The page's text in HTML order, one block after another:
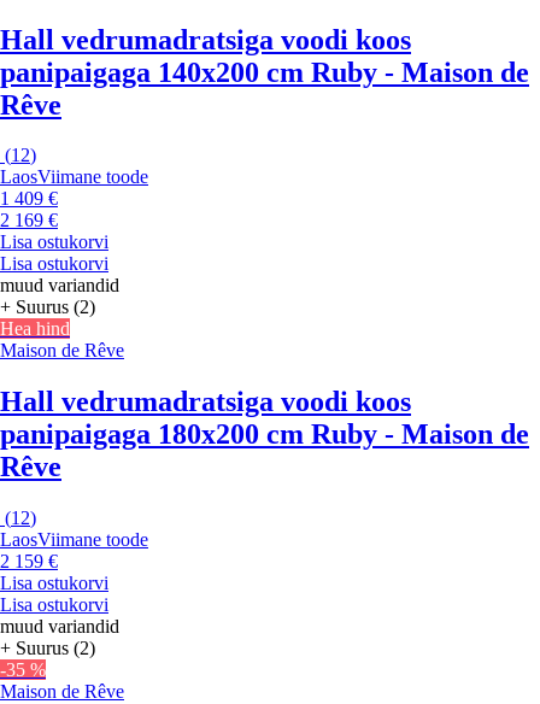
Hall vedrumadratsiga voodi koos
panipaigaga 140x200 cm Ruby - Maison de
Rêve
(12)
LaosViimane toode
1 409 €
2 169 €
Lisa ostukorvi
Lisa ostukorvi
muud variandid
+ Suurus (2)
Hea hind
Maison de Rêve
Hall vedrumadratsiga voodi koos
panipaigaga 180x200 cm Ruby - Maison de
Rêve
(12)
LaosViimane toode
2 159 €
Lisa ostukorvi
Lisa ostukorvi
muud variandid
+ Suurus (2)
-35 %
Maison de Rêve